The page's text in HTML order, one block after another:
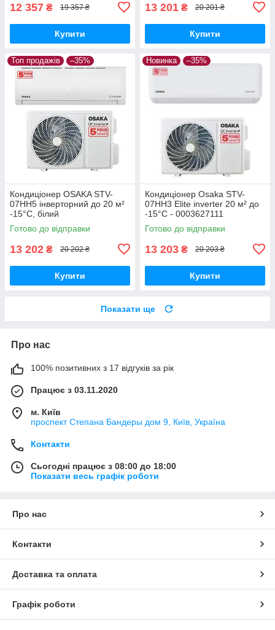
12 357 ₴ 19 357 ₴
Купити
13 201 ₴ 20 201 ₴
Купити
Топ продажів –35%
Кондиціонер OSAKA STV-
07HH5 інверторний до 20 м²
-15°C, білий
Готово до відправки
13 202 ₴ 20 202 ₴
Купити
Новинка –35%
Кондиціонер Osaka STV-
07HH3 Elite inverter 20 м² до
-15°C - 0003627111
Готово до відправки
13 203 ₴ 20 203 ₴
Купити
Показати ще
Про нас
100% позитивних з 17 відгуків за рік
Працює з 03.11.2020
м. Київ
проспект Степана Бандеры дом 9, Київ, Україна
Контакти
Сьогодні працює з 08:00 до 18:00
Показати весь графік роботи
Про нас
Контакти
Доставка та оплата
Графік роботи